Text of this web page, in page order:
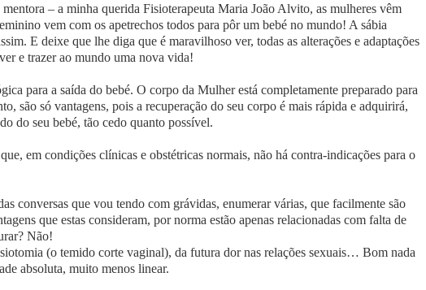
– a minha querida Fisioterapeuta Maria João Alvito, as mulheres vêm
vem com os apetrechos todos para pôr um bebé no mundo! A sábia
E deixe que lhe diga que é maravilhoso ver, todas as alterações e adaptações
e trazer ao mundo uma nova vida!
para a saída do bebé. O corpo da Mulher está completamente preparado para
são só vantagens, pois a recuperação do seu corpo é mais rápida e adquirirá,
do seu bebé, tão cedo quanto possível.
em condições clínicas e obstétricas normais, não há contra-indicações para o
conversas que vou tendo com grávidas, enumerar várias, que facilmente são
que estas consideram, por norma estão apenas relacionadas com falta de
Não!
(o temido corte vaginal), da futura dor nas relações sexuais… Bom nada
absoluta, muito menos linear.